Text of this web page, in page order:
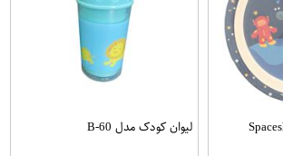
لیوان کودک مدل B-60